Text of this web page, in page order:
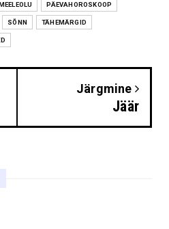
PÄEVAHOROSKOOP
SÕNN TÄHEMÄRGID
Järgmine
Jäär